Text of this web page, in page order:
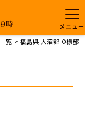
メニュー
覧 福島県 大沼郡 O様邸